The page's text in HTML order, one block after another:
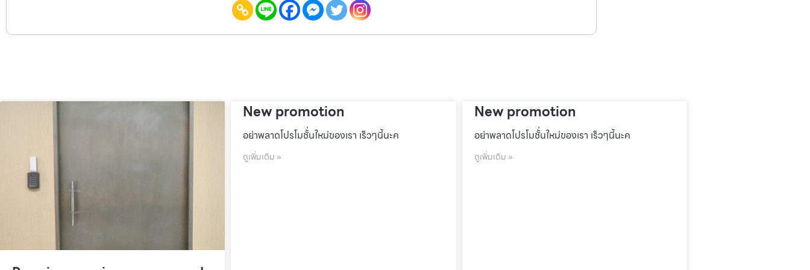
New promotion
อย่าพลาดโปรโมชั้่นใหม่ของเรา เร็วๆนี้นะค
ดูเพิ่มเติม »
New promotion
อย่าพลาดโปรโมชั้่นใหม่ของเรา เร็วๆนี้นะค
ดูเพิ่มเติม »